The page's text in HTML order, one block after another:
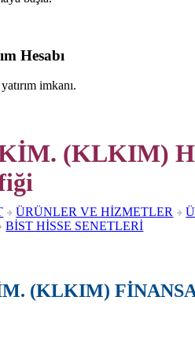
Hesabı
imkanı.
(KLKIM)
ÜRÜNLER VE HİZMETLER
BİST HİSSE SENETLERİ
(KLKIM)